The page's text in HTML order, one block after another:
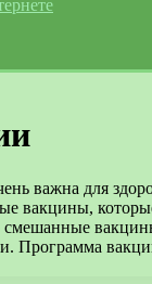
важна для
вакцины,
смешанные
Программа